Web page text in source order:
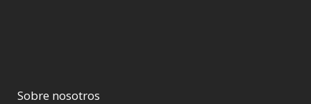
Sobre nosotros